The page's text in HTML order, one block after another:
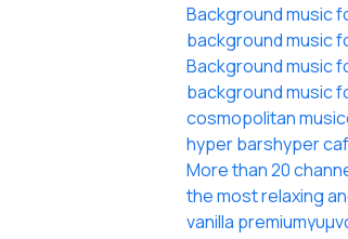
Background music
background music
Background music
background music
cosmopolitan music
hyper barshyper
More than 20
the most relaxing
vanilla premium